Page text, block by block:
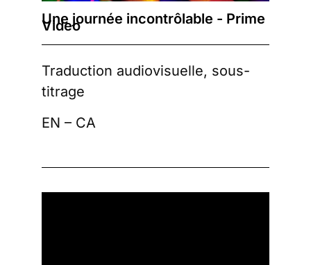
Une journée incontrôlable - Prime
Video
Traduction audiovisuelle, sous-
titrage
EN – CA